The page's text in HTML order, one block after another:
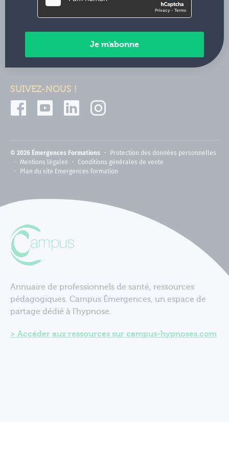
02 99 05 25 47
Contactez-nous
SUIVEZ-NOUS !
© 2026 Émergences Formations
Protection des données personnelles
Mentions légales
Conditions générales de vente
Plan du site Emergences formation
Annuaire de professionnels de santé, ressources
pédagogiques. Campus Émergences, un espace de
partage dédié à l'hypnose.
Accéder aux ressources sur campus-hypnoses.com